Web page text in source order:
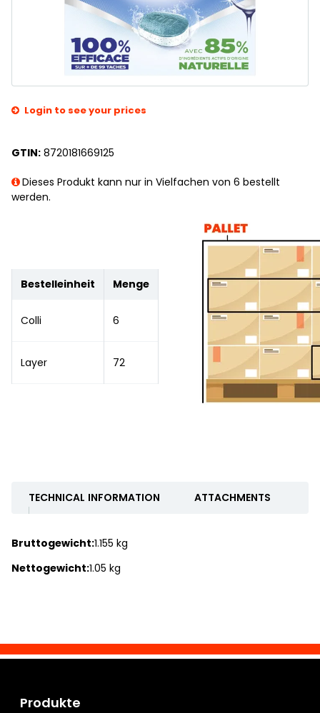
Login to see your prices
GTIN: 8720181669125
Dieses Produkt kann nur in Vielfachen von 6 bestellt
werden.
Bestelleinheit Menge
Colli 6
Layer 72
TECHNICAL INFORMATION ATTACHMENTS
Bruttogewicht:1.155 kg
Nettogewicht:1.05 kg
Produkte